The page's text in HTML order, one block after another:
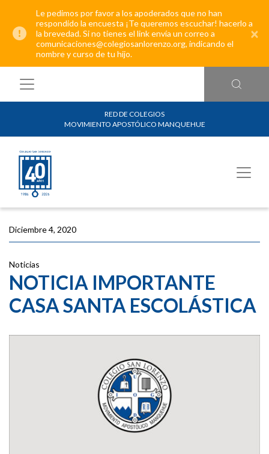
Le pedimos por favor a los apoderados que no han
respondido la encuesta ¡Te queremos escuchar! hacerlo a
la brevedad. Si no tienes el link envía un correo a
comunicaciones@colegiosanlorenzo.org, indicando el
nombre y curso de tu hijo.
×
RED DE COLEGIOS
MOVIMIENTO APOSTÓLICO MANQUEHUE
Diciembre 4, 2020
Noticias
NOTICIA IMPORTANTE
CASA SANTA ESCOLÁSTICA